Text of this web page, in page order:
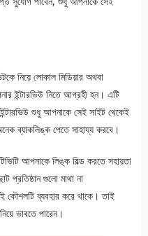
নিয়ে লোকাল মিডিয়ার অথবা
ইন্টারভিউ নিতে আগ্রহী হন। এটি
শুধু আপনাকে সেই সাইট থেকেই
ব্যাকলিঙ্ক পেতে সাহায্য করবে।
আপনাকে লিঙ্ক বিল্ড করতে সহায়তা
প্রতিষ্ঠান গুলো মাথা না
ব্যবহার করে থাকে। তাই
ভাবতে পারেন।